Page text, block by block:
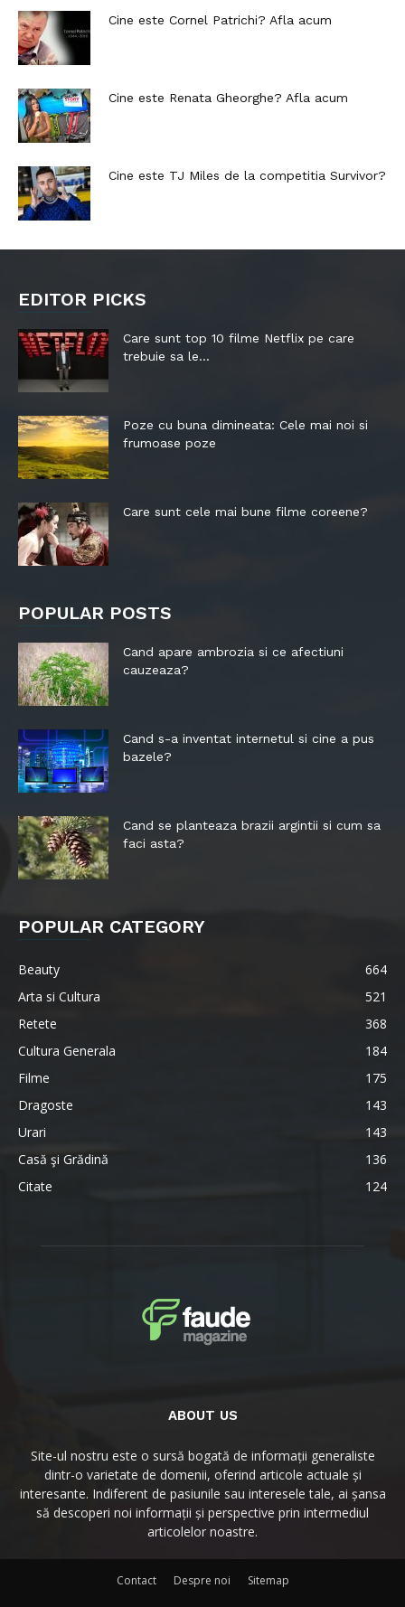
Cine este Cornel Patrichi? Afla acum
Cine este Renata Gheorghe? Afla acum
Cine este TJ Miles de la competitia Survivor?
EDITOR PICKS
Care sunt top 10 filme Netflix pe care
trebuie sa le...
Poze cu buna dimineata: Cele mai noi si
frumoase poze
Care sunt cele mai bune filme coreene?
POPULAR POSTS
Cand apare ambrozia si ce afectiuni
cauzeaza?
Cand s-a inventat internetul si cine a pus
bazele?
Cand se planteaza brazii argintii si cum sa
faci asta?
POPULAR CATEGORY
Beauty
664
Arta si Cultura
521
Retete
368
Cultura Generala
184
Filme
175
Dragoste
143
Urari
143
Casă şi Grădină
136
Citate
124
ABOUT US
Site-ul nostru este o sursă bogată de informații generaliste
dintr-o varietate de domenii, oferind articole actuale și
interesante. Indiferent de pasiunile sau interesele tale, ai șansa
să descoperi noi informații și perspective prin intermediul
articolelor noastre.
Contact Despre noi Sitemap